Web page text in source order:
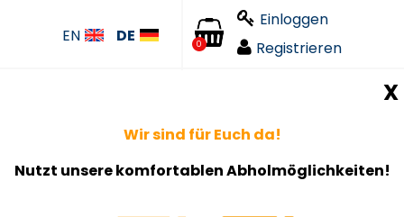
EN DE
Einloggen
Registrieren
0
X
Wir sind für Euch da!
Nutzt unsere komfortablen Abholmöglichkeiten!